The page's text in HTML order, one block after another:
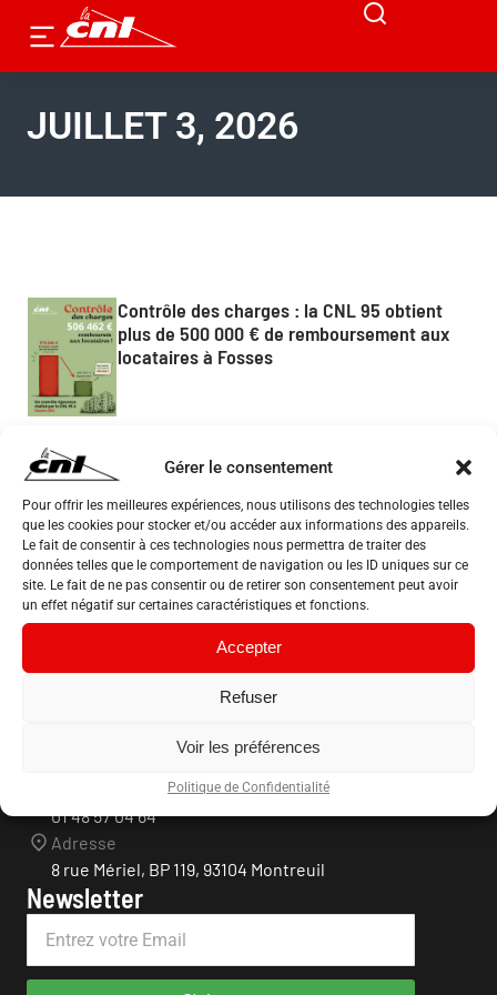
Gérer le consentement
Pour offrir les meilleures expériences, nous utilisons des technologies telles
que les cookies pour stocker et/ou accéder aux informations des appareils.
Le fait de consentir à ces technologies nous permettra de traiter des
données telles que le comportement de navigation ou les ID uniques sur ce
site. Le fait de ne pas consentir ou de retirer son consentement peut avoir
un effet négatif sur certaines caractéristiques et fonctions.
Accepter
Refuser
Voir les préférences
Politique de Confidentialité
JUILLET 3, 2026
Contrôle des charges : la CNL 95 obtient
plus de 500 000 € de remboursement aux
locataires à Fosses
Confédération Nationale du Logement
01 48 57 04 64
Adresse
8 rue Mériel, BP 119, 93104 Montreuil
Newsletter